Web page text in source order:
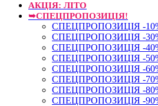
АКЦІЯ: ЛІТО
➥СПЕЦПРОПОЗИЦІЯ!
СПЕЦПРОПОЗИЦІЯ -
СПЕЦПРОПОЗИЦІЯ -
СПЕЦПРОПОЗИЦІЯ -
СПЕЦПРОПОЗИЦІЯ -
СПЕЦПРОПОЗИЦІЯ -
СПЕЦПРОПОЗИЦІЯ -
СПЕЦПРОПОЗИЦІЯ -
СПЕЦПРОПОЗИЦІЯ -